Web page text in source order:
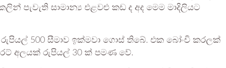
පැවැති සාමාන්‍ය එළවළු කඩ ද අද මෙම මාදිලියට
500 සීමාව ඉක්මවා ගොස් තිබේ. එක බෝංචි කරලක්
අලයක් රුපියල් 30 ක් පමණ වේ.